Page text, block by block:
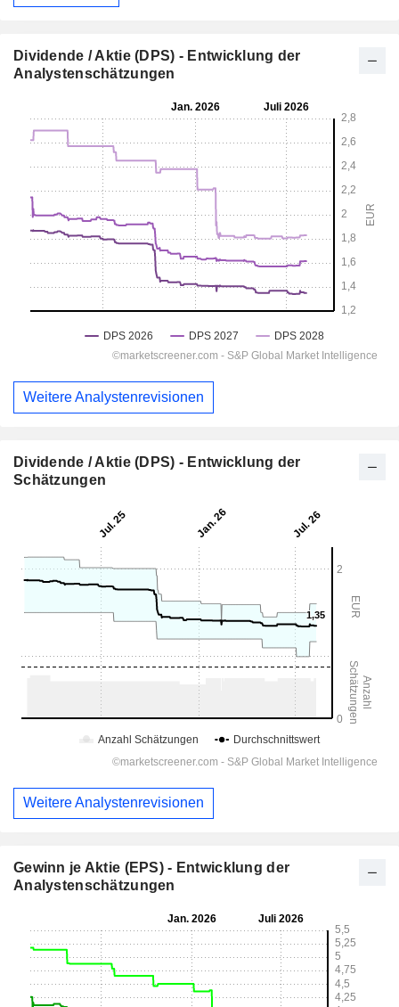
Dividende / Aktie (DPS) - Entwicklung der
Analystenschätzungen
Weitere Analystenrevisionen
Dividende / Aktie (DPS) - Entwicklung der
Schätzungen
Weitere Analystenrevisionen
Gewinn je Aktie (EPS) - Entwicklung der
Analystenschätzungen